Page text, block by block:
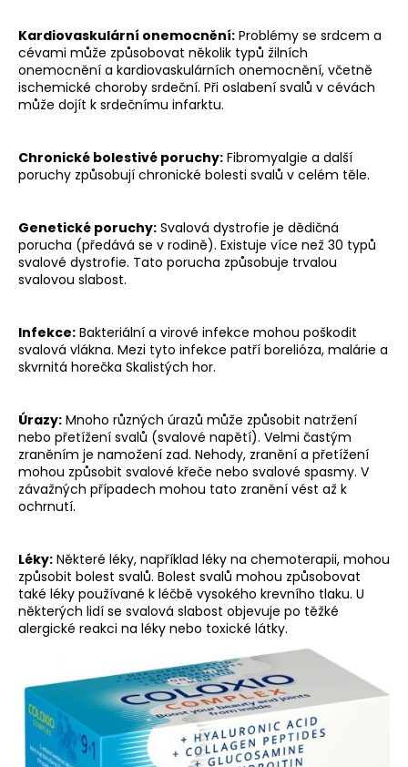
Kardiovaskulární onemocnění: Problémy se srdcem a
cévami může způsobovat několik typů žilních
onemocnění a kardiovaskulárních onemocnění, včetně
ischemické choroby srdeční. Při oslabení svalů v cévách
může dojít k srdečnímu infarktu.
Chronické bolestivé poruchy: Fibromyalgie a další
poruchy způsobují chronické bolesti svalů v celém těle.
Genetické poruchy: Svalová dystrofie je dědičná
porucha (předává se v rodině). Existuje více než 30 typů
svalové dystrofie. Tato porucha způsobuje trvalou
svalovou slabost.
Infekce: Bakteriální a virové infekce mohou poškodit
svalová vlákna. Mezi tyto infekce patří borelióza, malárie a
skvrnitá horečka Skalistých hor.
Úrazy: Mnoho různých úrazů může způsobit natržení
nebo přetížení svalů (svalové napětí). Velmi častým
zraněním je namožení zad. Nehody, zranění a přetížení
mohou způsobit svalové křeče nebo svalové spasmy. V
závažných případech mohou tato zranění vést až k
ochrnutí.
Léky: Některé léky, například léky na chemoterapii, mohou
způsobit bolest svalů. Bolest svalů mohou způsobovat
také léky používané k léčbě vysokého krevního tlaku. U
některých lidí se svalová slabost objevuje po těžké
alergické reakci na léky nebo toxické látky.